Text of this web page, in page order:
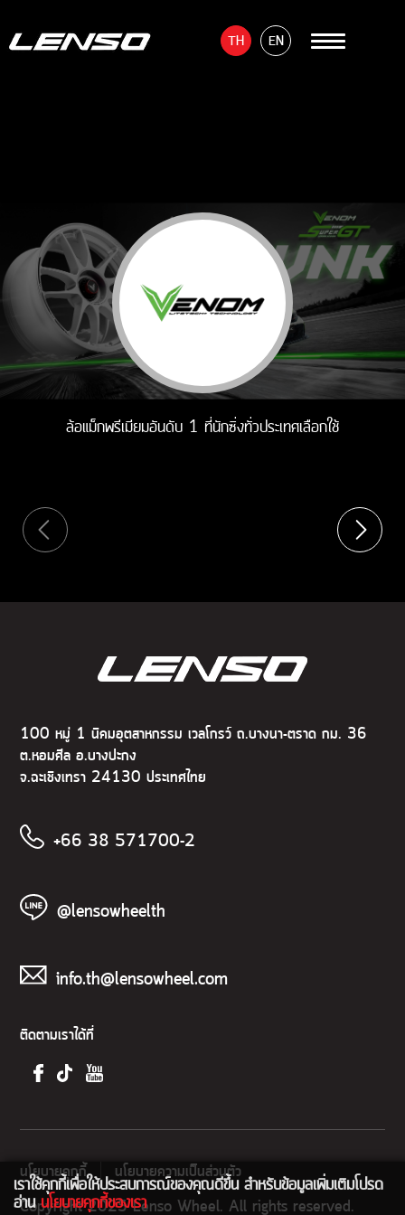
TH EN
ล้อแม็กพรีเมียมอันดับ 1 ที่นักซิ่งทั่วประเทศเลือกใช้
100 หมู่ 1 นิคมอุตสาหกรรม เวลโกรว์ ถ.บางนา-ตราด กม. 36
ต.หอมศีล อ.บางปะกง
จ.ฉะเชิงเทรา 24130 ประเทศไทย
+66 38 571700-2
@lensowheelth
info.th@lensowheel.com
ติดตามเราได้ที่
Copyright 2025 Lenso Wheel. All rights reserved.
นโยบายคุกกี้ นโยบายความเป็นส่วนตัว
เราใช้คุกกี้เพื่อให้ประสบการณ์ของคุณดีขึ้น สำหรับข้อมูลเพิ่มเติมโปรด
อ่านนโยบายคุกกี้ของเรา